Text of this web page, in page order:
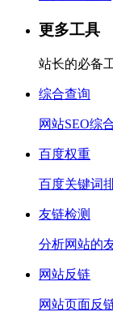
更多工具
站长的必备
综合查询
网站SEO综
百度权重
百度关键词
友链检测
分析网站的
网站反链
网站页面反